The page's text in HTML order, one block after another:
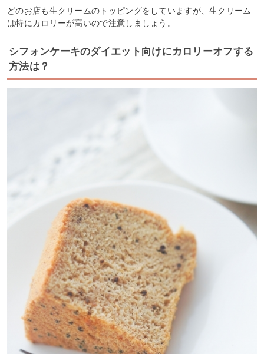
どのお店も生クリームのトッピングをしていますが、生クリーム
は特にカロリーが高いので注意しましょう。
シフォンケーキのダイエット向けにカロリーオフする
方法は？